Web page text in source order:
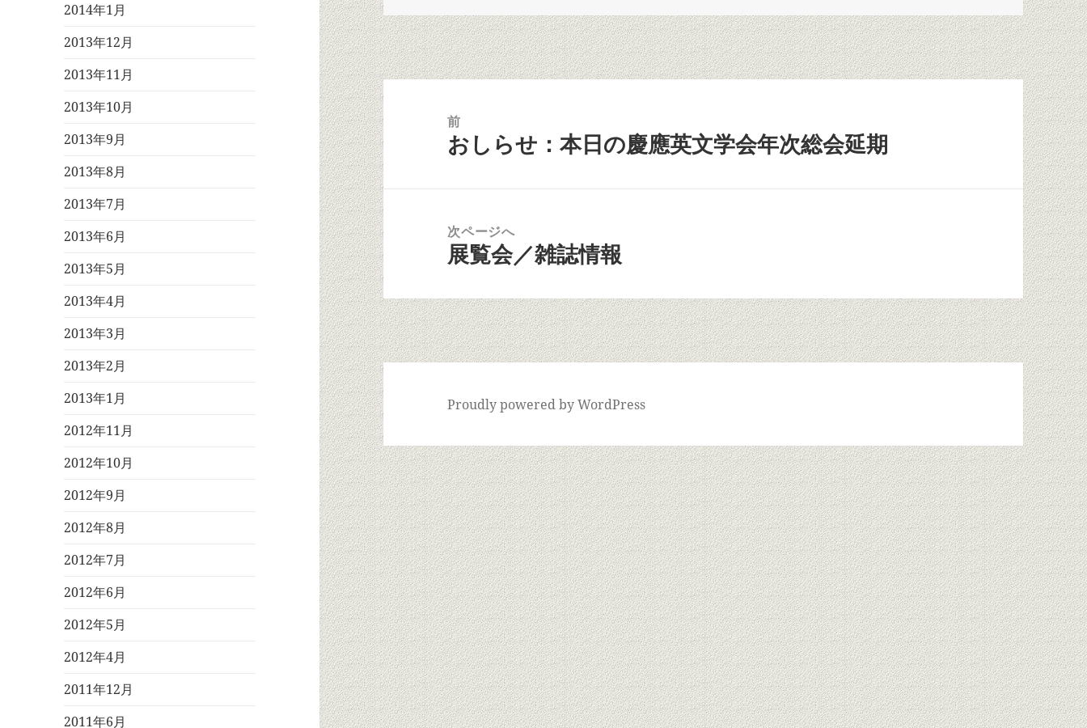
2014年1月
2013年12月
2013年11月
2013年10月
2013年9月
2013年8月
2013年7月
2013年6月
2013年5月
2013年4月
2013年3月
2013年2月
2013年1月
2012年11月
2012年10月
2012年9月
2012年8月
2012年7月
2012年6月
2012年5月
2012年4月
2011年12月
2011年6月
日:
者
ゴ
リ
ー
投
稿
ナ
ビ
ゲ
ー
シ
ョ
ン
前
前
おしらせ：本日の慶應英文学会年次総会延期
次ページへ
次
投
稿:
展覧会／雑誌情報
Proudly powered by WordPress